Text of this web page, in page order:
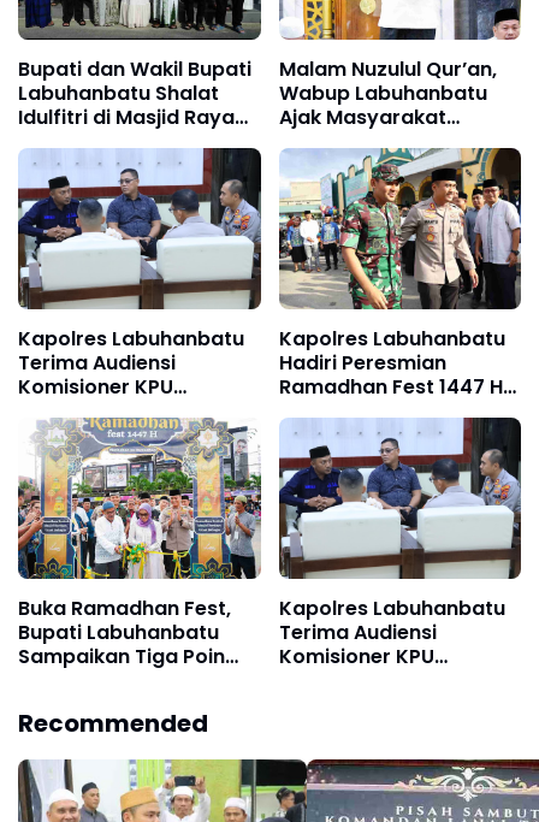
Bupati dan Wakil Bupati
Labuhanbatu Shalat
Idulfitri di Masjid Raya
Malam Nuzulul Qur’an,
Wabup Labuhanbatu
Ajak Masyarakat
Mushaf
Kapolres Labuhanbatu
Terima Audiensi
Komisioner KPU
Labuhanbatu dan
Labura
Kapolres Labuhanbatu
Hadiri Peresmian
Ramadhan Fest 1447 H
di Masjid Agung
Rantauprapat
Buka Ramadhan Fest,
Bupati Labuhanbatu
Sampaikan Tiga Poin
Kapolres Labuhanbatu
Terima Audiensi
Komisioner KPU
Recommended